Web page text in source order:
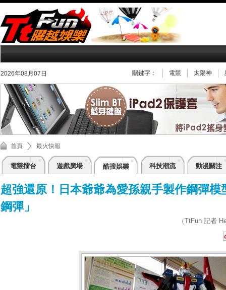
2026年08月07日 關鍵字： 電競 太陽神
首頁 最火快報
電競擂台 遊戲廣場 酷搜娛樂 科技潮流 動漫關注
超強還原！日本爺爺為愛孫親手製作鋼彈
鋼彈」
（TtFun 記者